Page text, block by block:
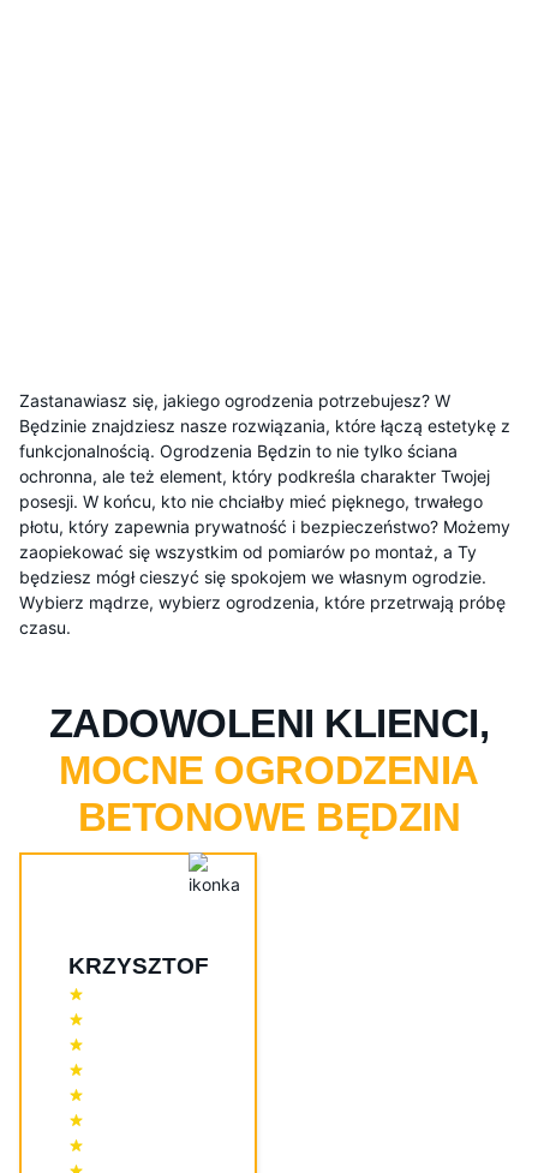
Zastanawiasz się, jakiego ogrodzenia potrzebujesz? W
Będzinie znajdziesz nasze rozwiązania, które łączą estetykę z
funkcjonalnością. Ogrodzenia Będzin to nie tylko ściana
ochronna, ale też element, który podkreśla charakter Twojej
posesji. W końcu, kto nie chciałby mieć pięknego, trwałego
płotu, który zapewnia prywatność i bezpieczeństwo? Możemy
zaopiekować się wszystkim od pomiarów po montaż, a Ty
będziesz mógł cieszyć się spokojem we własnym ogrodzie.
Wybierz mądrze, wybierz ogrodzenia, które przetrwają próbę
czasu.
ZADOWOLENI KLIENCI,
MOCNE OGRODZENIA
BETONOWE BĘDZIN
KRZYSZTOF